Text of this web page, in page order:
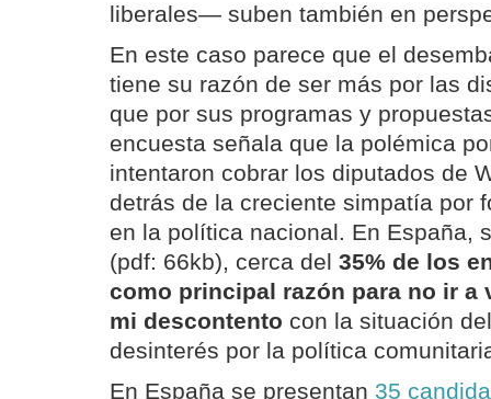
liberales— suben también en
En este caso parece que el
tiene su razón de ser más por las
que por sus programas y
encuesta señala que la polémica
intentaron cobrar los diputados de
detrás de la creciente simpatía por
en la política nacional. En España,
(pdf: 66kb), cerca del 35% de los
como principal razón para no ir a
mi descontento con la situación
desinterés por la política
En España se presentan 35